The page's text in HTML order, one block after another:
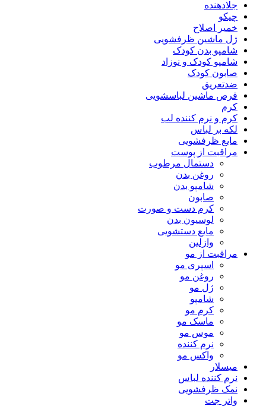
جلادهنده
چیکو
خمیر اصلاح
ژل ماشین ظرفشویی
شامپو بدن کودک
شامپو کودک و نوزاد
صابون کودک
ضدتعریق
قرص ماشین لباسشویی
کرم
کرم و نرم کننده لب
لکه بر لباس
مایع ظرفشویی
مراقبت از پوست
دستمال مرطوب
روغن بدن
شامپو بدن
صابون
کرم دست و صورت
لوسیون بدن
مایع دستشویی
وازلین
مراقبت از مو
اسپری مو
روغن مو
ژل مو
شامپو
کرم مو
ماسک مو
موس مو
نرم کننده
واکس مو
میسلار
نرم کننده لباس
نمک ظرفشویی
واتر جت